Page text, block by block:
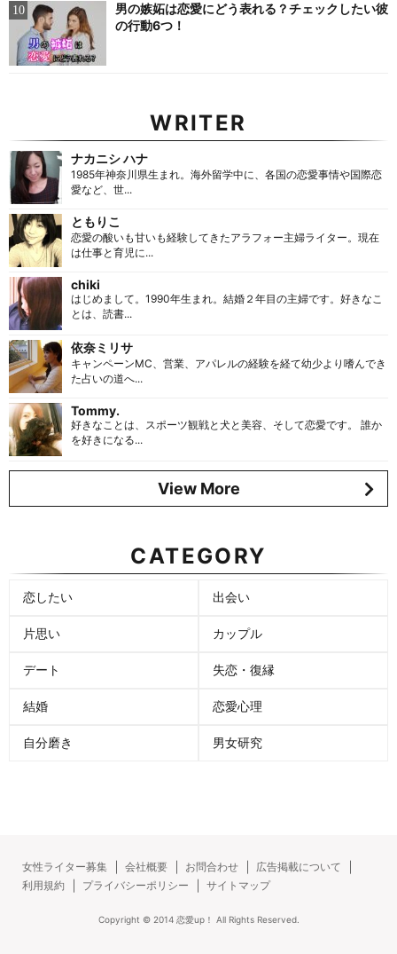
男の嫉妬は恋愛にどう表れる？チェックしたい彼
の行動6つ！
WRITER
ナカニシ ハナ
1985年神奈川県生まれ。海外留学中に、各国の恋愛事情や国際恋
愛など、世...
ともりこ
恋愛の酸いも甘いも経験してきたアラフォー主婦ライター。現在
は仕事と育児に...
chiki
はじめまして。1990年生まれ。結婚２年目の主婦です。好きなこ
とは、読書...
依奈ミリサ
キャンペーンMC、営業、アパレルの経験を経て幼少より嗜んでき
た占いの道へ...
Tommy.
好きなことは、スポーツ観戦と犬と美容、そして恋愛です。 誰か
を好きになる...
View More
CATEGORY
恋したい 出会い
片思い カップル
デート 失恋・復縁
結婚 恋愛心理
自分磨き 男女研究
女性ライター募集 会社概要 お問合わせ
広告掲載について
利用規約
プライバシーポリシー サイトマップ
Copyright © 2014 恋愛up！ All Rights Reserved.